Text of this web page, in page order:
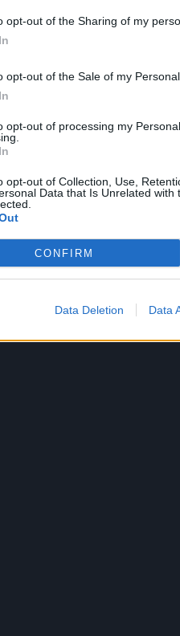
opt-out of the Sharing of my
opt-out of the Sale of my Personal
opt-out of processing my
opt-out of Collection, Use,
Data that Is Unrelated with
CONFIRM
Data Deletion Data
τρόφιμα,
είναι ένα κομμάτι του
λέει όλα.